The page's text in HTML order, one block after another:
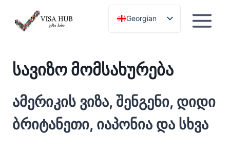
Georgian
English
სავიზო მომსახურება
ამერიკის ვიზა, შენგენი, დიდი
ბრიტანეთი, იაპონია და სხვა